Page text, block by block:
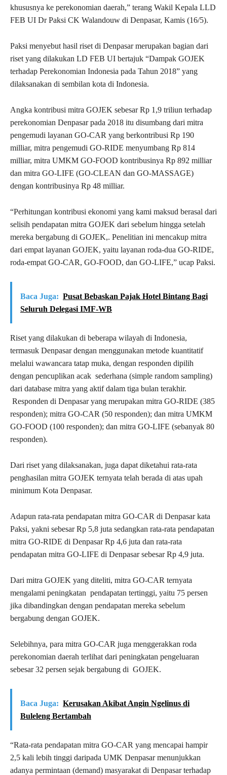
khususnya ke perekonomian daerah,” terang Wakil Kepala LLD
FEB UI Dr Paksi CK Walandouw di Denpasar, Kamis (16/5).
Paksi menyebut hasil riset di Denpasar merupakan bagian dari
riset yang dilakukan LD FEB UI bertajuk “Dampak GOJEK
terhadap Perekonomian Indonesia pada Tahun 2018” yang
dilaksanakan di sembilan kota di Indonesia.
Angka kontribusi mitra GOJEK sebesar Rp 1,9 triliun terhadap
perekonomian Denpasar pada 2018 itu disumbang dari mitra
pengemudi layanan GO-CAR yang berkontribusi Rp 190
milliar, mitra pengemudi GO-RIDE menyumbang Rp 814
milliar, mitra UMKM GO-FOOD kontribusinya Rp 892 milliar
dan mitra GO-LIFE (GO-CLEAN dan GO-MASSAGE)
dengan kontribusinya Rp 48 milliar.
“Perhitungan kontribusi ekonomi yang kami maksud berasal dari
selisih pendapatan mitra GOJEK dari sebelum hingga setelah
mereka bergabung di GOJEK,. Penelitian ini mencakup mitra
dari empat layanan GOJEK, yaitu layanan roda-dua GO-RIDE,
roda-empat GO-CAR, GO-FOOD, dan GO-LIFE,” ucap Paksi.
Baca Juga: Pusat Bebaskan Pajak Hotel Bintang Bagi
Seluruh Delegasi IMF-WB
Riset yang dilakukan di beberapa wilayah di Indonesia,
termasuk Denpasar dengan menggunakan metode kuantitatif
melalui wawancara tatap muka, dengan responden dipilih
dengan pencuplikan acak sederhana (simple random sampling)
dari database mitra yang aktif dalam tiga bulan terakhir.
Responden di Denpasar yang merupakan mitra GO-RIDE (385
responden); mitra GO-CAR (50 responden); dan mitra UMKM
GO-FOOD (100 responden); dan mitra GO-LIFE (sebanyak 80
responden).
Dari riset yang dilaksanakan, juga dapat diketahui rata-rata
penghasilan mitra GOJEK ternyata telah berada di atas upah
minimum Kota Denpasar.
Adapun rata-rata pendapatan mitra GO-CAR di Denpasar kata
Paksi, yakni sebesar Rp 5,8 juta sedangkan rata-rata pendapatan
mitra GO-RIDE di Denpasar Rp 4,6 juta dan rata-rata
pendapatan mitra GO-LIFE di Denpasar sebesar Rp 4,9 juta.
Dari mitra GOJEK yang diteliti, mitra GO-CAR ternyata
mengalami peningkatan pendapatan tertinggi, yaitu 75 persen
jika dibandingkan dengan pendapatan mereka sebelum
bergabung dengan GOJEK.
Selebihnya, para mitra GO-CAR juga menggerakkan roda
perekonomian daerah terlihat dari peningkatan pengeluaran
sebesar 32 persen sejak bergabung di GOJEK.
Baca Juga: Kerusakan Akibat Angin Ngelinus di
Buleleng Bertambah
“Rata-rata pendapatan mitra GO-CAR yang mencapai hampir
2,5 kali lebih tinggi daripada UMK Denpasar menunjukkan
adanya permintaan (demand) masyarakat di Denpasar terhadap